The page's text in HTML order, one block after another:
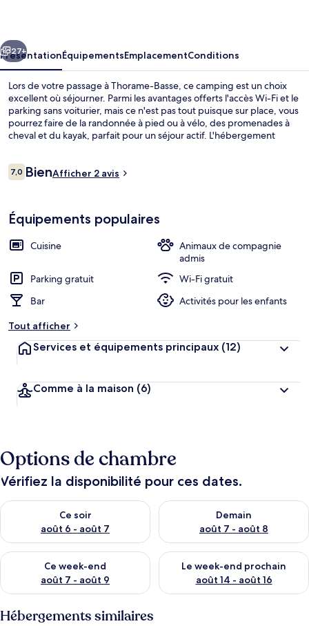
Suivant
27+
PrésentationÉquipementsEmplacementConditions
Lors de votre passage à Thorame-Basse, ce camping est un choix
excellent où séjourner. Parmi les avantages offerts l'accès Wi-Fi et le
parking sans voiturier, mais ce n'est pas tout puisque sur place, vous
pourrez faire de la randonnée à pied ou à vélo, des promenades à
cheval et du kayak, parfait pour un séjour actif. L'hébergement
Avis
voyageurs
7,07,0 sur 10
BienAfficher 2 avis
Équipements populaires
Cuisine
Animaux de compagnie
admis
Parking gratuit
Wi-Fi gratuit
Bar
Activités pour les enfants
Tout afficher
Services et équipements principaux (12)
Comme à la maison (6)
Options de chambre
Vérifiez la disponibilité pour ces dates.
Ce soir
août 6 - août 7
Vérifier la disponibilité pour ce soir août 6 - août 7
Demain
août 7 - août 8
Vérifier la disponibilité pour
Ce week-end
août 7 - août 9
Vérifier la disponibilité pour ce week-end août 7 - août 9
Le week-end prochain
août 14 - août 16
Vérifier la disponibilité pour
Hébergements similaires